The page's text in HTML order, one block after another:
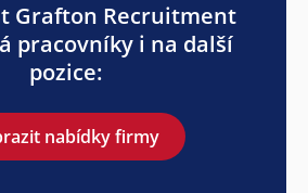
Grafton Recruitment
pracovníky i na další
pozice:
nabídky firmy